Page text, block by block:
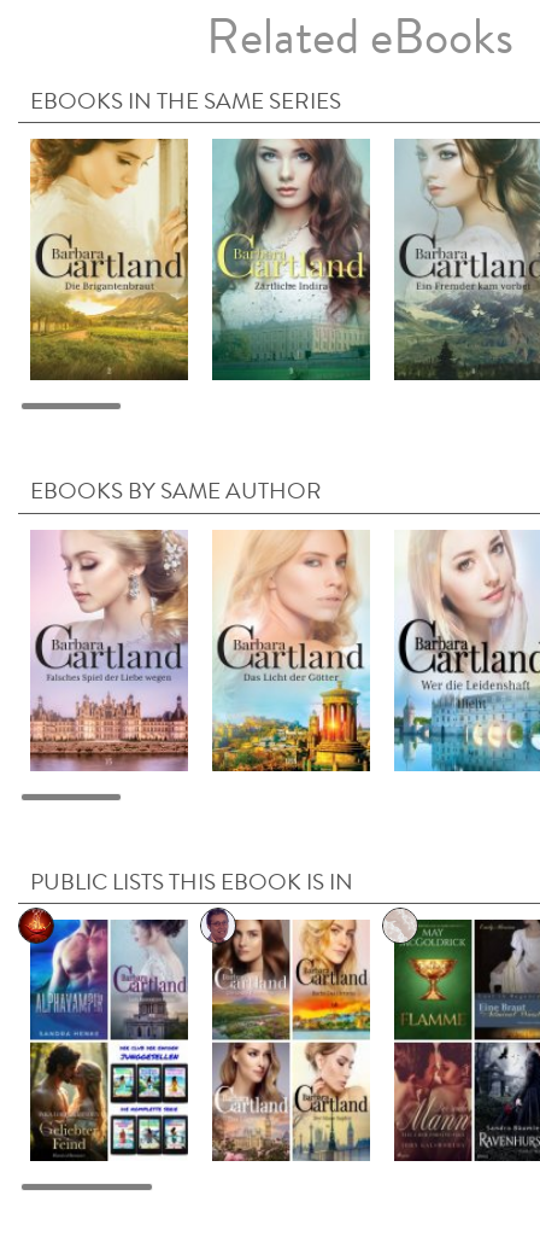
Related eBooks
EBOOKS IN THE SAME SERIES
EBOOKS BY SAME AUTHOR
PUBLIC LISTS THIS EBOOK IS IN